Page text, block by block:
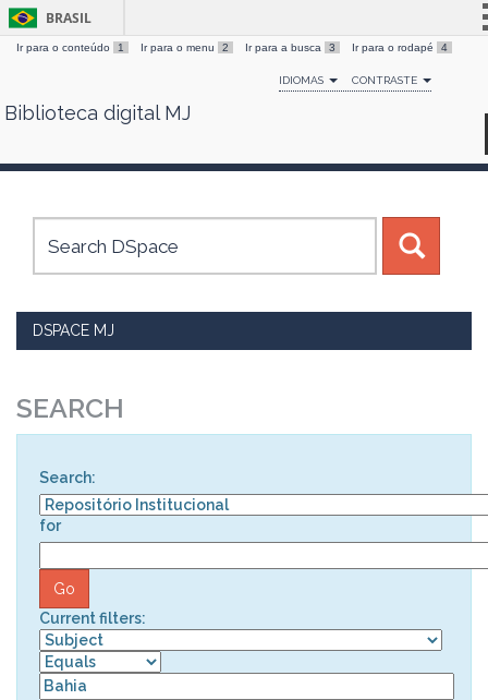
Skip
BRASIL
Simplifique!
Comunica BR
Canais
Ir para o conteúdo 1 Ir para o menu 2 Ir para a busca 3 Ir para o rodapé 4
IDIOMAS CONTRASTE
Biblioteca digital MJ
DSPACE MJ
SEARCH
Search:
for
Current filters: